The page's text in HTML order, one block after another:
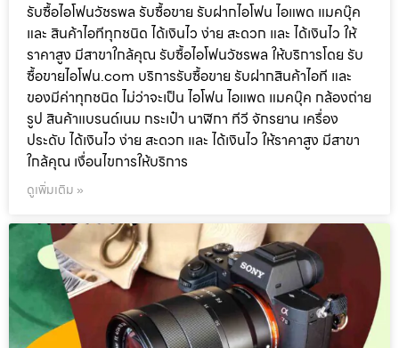
รับซื้อไอโฟนวัชรพล รับซื้อขาย รับฝากไอโฟน ไอแพด แมคบุ๊ค
และ สินค้าไอทีทุกชนิด ได้เงินไว ง่าย สะดวก และ ได้เงินไว ให้
ราคาสูง มีสาขาใกล้คุณ รับซื้อไอโฟนวัชรพล ให้บริการโดย รับ
ซื้อขายไอโฟน.com บริการรับซื้อขาย รับฝากสินค้าไอที และ
ของมีค่าทุกชนิด ไม่ว่าจะเป็น ไอโฟน ไอแพด แมคบุ๊ค กล้องถ่าย
รูป สินค้าแบรนด์เนม กระเป๋า นาฬิกา ทีวี จักรยาน เครื่อง
ประดับ ได้เงินไว ง่าย สะดวก และ ได้เงินไว ให้ราคาสูง มีสาขา
ใกล้คุณ เงื่อนไขการให้บริการ
ดูเพิ่มเติม »